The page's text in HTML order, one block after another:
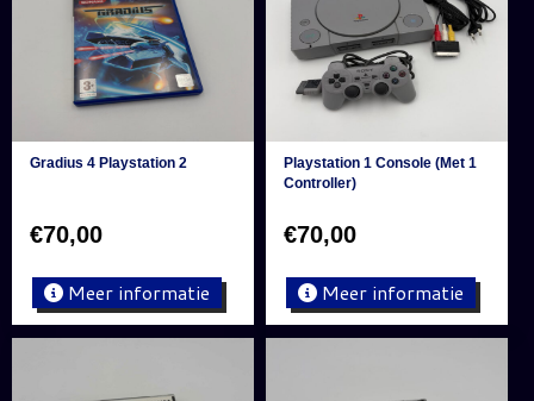
Gradius 4 Playstation 2
€70,00
Meer informatie
Playstation 1 Console (Met 1
Controller)
€70,00
Meer informatie